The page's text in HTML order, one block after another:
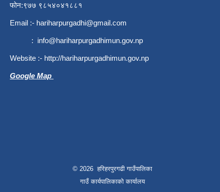
फोन:९७७ ९८५४०४१८८१
Email :- hariharpurgadhi@gmail.com
: info@hariharpurgadhimun.gov.np
Website :- http://hariharpurgadhimun.gov.np
Google Map
© 2026 हरिहरपुरगढी गाउँपालिका
गाउँ कार्यपालिकाको कार्यालय